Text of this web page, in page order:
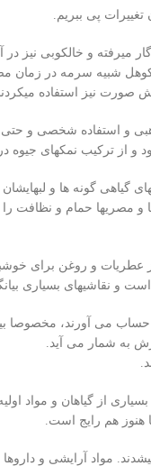
پی ببریم.
میرفته و خالکوبی نیز
شبیه سرمه در زمان
صورت نیز استفاده
مذهبی و استفاده شخصی
و از ترکیب نمکهای جیوه
گیاهی گونه ها و
و مصریها حمام و نظافت
عطریات و روغن برای
و نقاشیهای بسیاری
حساب می آورند، مخصوصا
به شمار می آید.
از گیاهان و مواد
هنوز هم رایج است.
مواد آرایشی و داروها